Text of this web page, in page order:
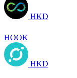
HKD
HOOK
HKD